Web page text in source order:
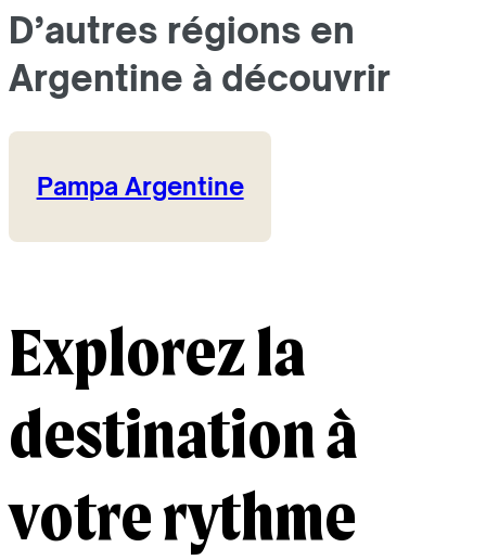
D’autres régions en
Argentine à découvrir
Pampa Argentine
Explorez la
destination à
votre rythme